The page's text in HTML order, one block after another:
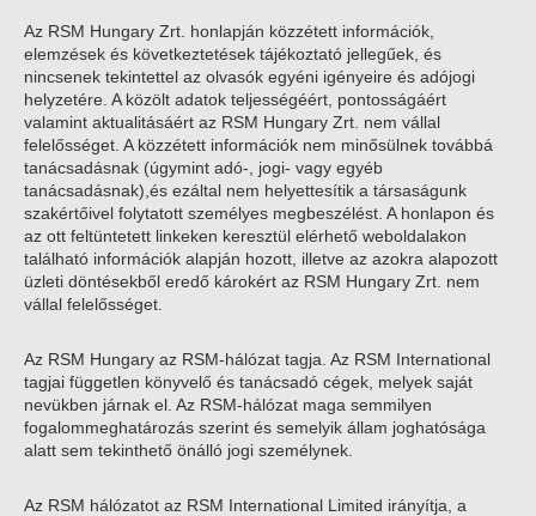
Az RSM Hungary Zrt. honlapján közzétett információk,
elemzések és következtetések tájékoztató jellegűek, és
nincsenek tekintettel az olvasók egyéni igényeire és adójogi
helyzetére. A közölt adatok teljességéért, pontosságáért
valamint aktualitásáért az RSM Hungary Zrt. nem vállal
felelősséget. A közzétett információk nem minősülnek továbbá
tanácsadásnak (úgymint adó-, jogi- vagy egyéb
tanácsadásnak),és ezáltal nem helyettesítik a társaságunk
szakértőivel folytatott személyes megbeszélést. A honlapon és
az ott feltüntetett linkeken keresztül elérhető weboldalakon
található információk alapján hozott, illetve az azokra alapozott
üzleti döntésekből eredő károkért az RSM Hungary Zrt. nem
vállal felelősséget.
Az RSM Hungary az RSM-hálózat tagja. Az RSM International
tagjai független könyvelő és tanácsadó cégek, melyek saját
nevükben járnak el. Az RSM-hálózat maga semmilyen
fogalommeghatározás szerint és semelyik állam joghatósága
alatt sem tekinthető önálló jogi személynek.
Az RSM hálózatot az RSM International Limited irányítja, a